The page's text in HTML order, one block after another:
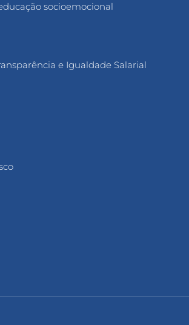
socioemocional
e Igualdade Salarial